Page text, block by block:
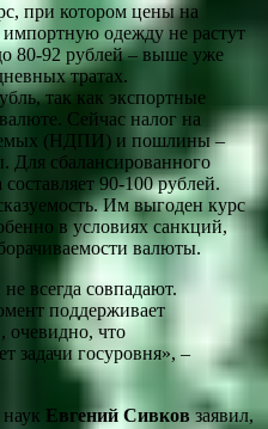
при котором цены на
импортную одежду не растут
80-92 рублей – выше уже
тратах.
так как экспортные
Сейчас налог на
(НДПИ) и пошлины –
Для сбалансированного
90-100 рублей.
Им выгоден курс
в условиях санкций,
валюты.
всегда совпадают.
поддерживает
очевидно, что
задачи госуровня», –
Евгений Сивковзаявил,